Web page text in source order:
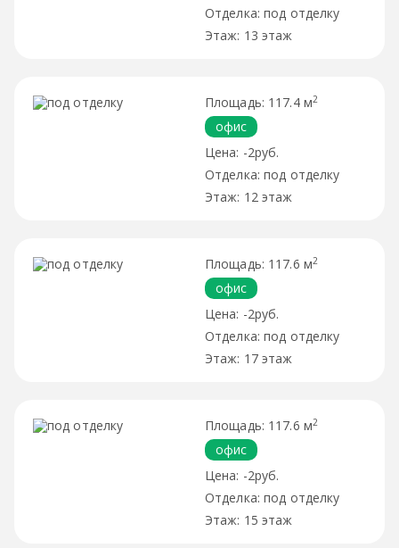
под отделку
13 этаж
117.4 м2
офис
-2руб.
под отделку
12 этаж
117.6 м2
офис
-2руб.
под отделку
17 этаж
117.6 м2
офис
-2руб.
под отделку
15 этаж